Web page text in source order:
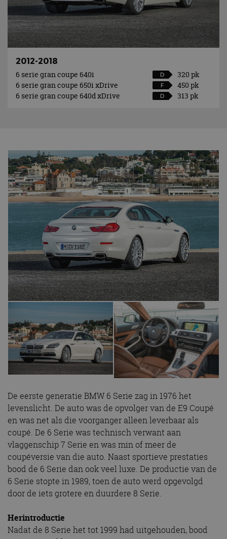
2012-2018
6 serie gran coupe 640i
D
320 pk
6 serie gran coupe 650i xDrive
F
450 pk
6 serie gran coupe 640d xDrive
D 313 pk
De eerste generatie BMW 6 Serie zag in 1976 het
levenslicht. De auto was de opvolger van de E9 Coupé
en was net als die voorganger alleen leverbaar als
coupé. De 6 Serie was technisch verwant aan
vlaggenschip 7 Serie en was min of meer de
coupéversie van die auto. Naast sportieve prestaties
bood de 6 Serie dan ook veel luxe. De productie van de
6 Serie stopte in 1989, toen de auto werd opgevolgd
door de iets grotere en duurdere 8 Serie.
Herintroductie
Nadat de 8 Serie het tot 1999 had uitgehouden, bood